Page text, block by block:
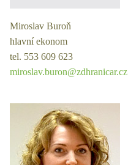
Miroslav Buroň
hlavní ekonom
tel. 553 609 623
miroslav.buron@zdhranicar.cz